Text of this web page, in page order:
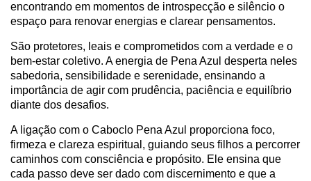
encontrando em momentos de introspecção e silêncio o
espaço para renovar energias e clarear pensamentos.
São protetores, leais e comprometidos com a verdade e o
bem-estar coletivo. A energia de Pena Azul desperta neles
sabedoria, sensibilidade e serenidade, ensinando a
importância de agir com prudência, paciência e equilíbrio
diante dos desafios.
A ligação com o Caboclo Pena Azul proporciona foco,
firmeza e clareza espiritual, guiando seus filhos a percorrer
caminhos com consciência e propósito. Ele ensina que
cada passo deve ser dado com discernimento e que a